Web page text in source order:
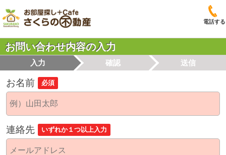
電話する
お問い合わせ内容の入力
入力 確認 送信
お名前 必須
連絡先 いずれか１つ以上入力